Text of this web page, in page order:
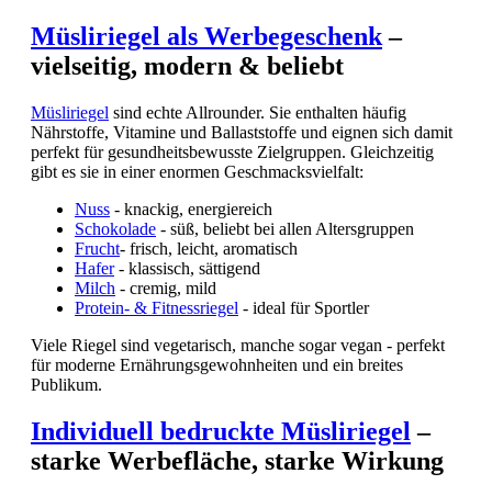
Müsliriegel als Werbegeschenk–
vielseitig, modern & beliebt
Müsliriegel sind echte Allrounder. Sie enthalten häufig
Nährstoffe, Vitamine und Ballaststoffe und eignen sich damit
perfekt für gesundheitsbewusste Zielgruppen. Gleichzeitig
gibt es sie in einer enormen Geschmacksvielfalt:
Nuss - knackig, energiereich
Schokolade - süß, beliebt bei allen Altersgruppen
Frucht- frisch, leicht, aromatisch
Hafer- klassisch, sättigend
Milch - cremig, mild
Protein- & Fitnessriegel - ideal für Sportler
Viele Riegel sind vegetarisch, manche sogar vegan - perfekt
für moderne Ernährungsgewohnheiten und ein breites
Publikum.
Individuell bedruckte Müsliriegel –
starke Werbefläche, starke Wirkung